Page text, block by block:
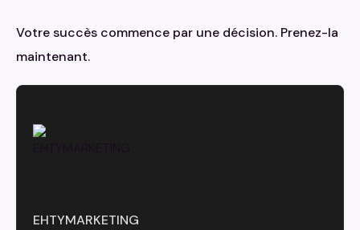
Votre succès commence par une décision. Prenez-la
maintenant.
EHTYMARKETING